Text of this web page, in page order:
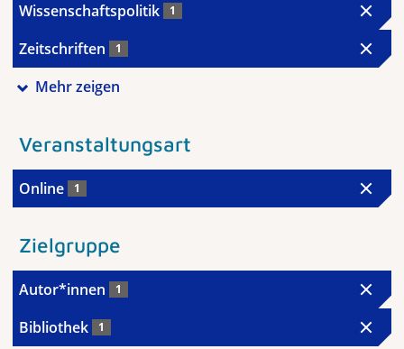
Wissenschaftspolitik 1
Zeitschriften 1
Mehr zeigen
Veranstaltungsart
Online 1
Zielgruppe
Autor*innen 1
Bibliothek 1